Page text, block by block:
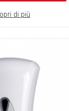
di più